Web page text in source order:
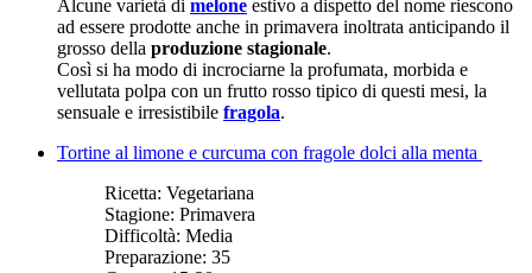
Alcune varietà di melone estivo a dispetto del nome riescono
ad essere prodotte anche in primavera inoltrata anticipando il
grosso della produzione stagionale.
Così si ha modo di incrociarne la profumata, morbida e
vellutata polpa con un frutto rosso tipico di questi mesi, la
sensuale e irresistibile fragola.
Tortine al limone e curcuma con fragole dolci alla menta
Ricetta: Vegetariana
Stagione: Primavera
Difficoltà: Media
Preparazione: 35